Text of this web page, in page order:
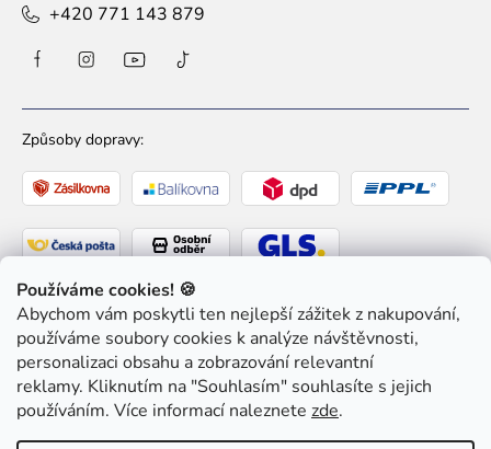
Používáme cookies! 🍪
Abychom vám poskytli ten nejlepší zážitek z nakupování,
používáme soubory cookies k analýze návštěvnosti,
personalizaci obsahu a zobrazování relevantní
reklamy. Kliknutím na "Souhlasím" souhlasíte s jejich
používáním. Více informací naleznete zde.
+420 771 143 879
Způsoby dopravy:
Způsoby platby: